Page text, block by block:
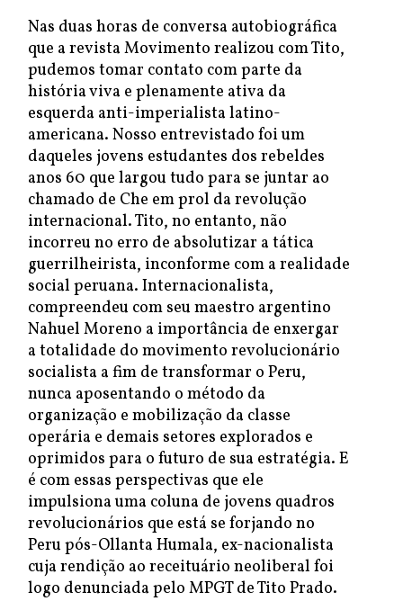
Nas duas horas de conversa autobiográfica
que a revista Movimento realizou com Tito,
pudemos tomar contato com parte da
história viva e plenamente ativa da
esquerda anti-imperialista latino-
americana. Nosso entrevistado foi um
daqueles jovens estudantes dos rebeldes
anos 60 que largou tudo para se juntar ao
chamado de Che em prol da revolução
internacional. Tito, no entanto, não
incorreu no erro de absolutizar a tática
guerrilheirista, inconforme com a realidade
social peruana. Internacionalista,
compreendeu com seu maestro argentino
Nahuel Moreno a importância de enxergar
a totalidade do movimento revolucionário
socialista a fim de transformar o Peru,
nunca aposentando o método da
organização e mobilização da classe
operária e demais setores explorados e
oprimidos para o futuro de sua estratégia. E
é com essas perspectivas que ele
impulsiona uma coluna de jovens quadros
revolucionários que está se forjando no
Peru pós-Ollanta Humala, ex-nacionalista
cuja rendição ao receituário neoliberal foi
logo denunciada pelo MPGT de Tito Prado.